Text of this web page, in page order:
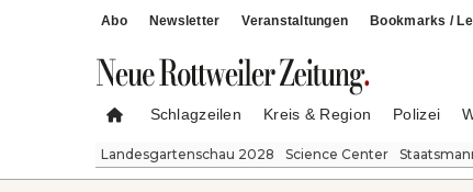
Abo Newsletter Veranstaltungen Bookmarks /
Schlagzeilen Kreis & Region Polizei
Landesgartenschau 2028 Science Center